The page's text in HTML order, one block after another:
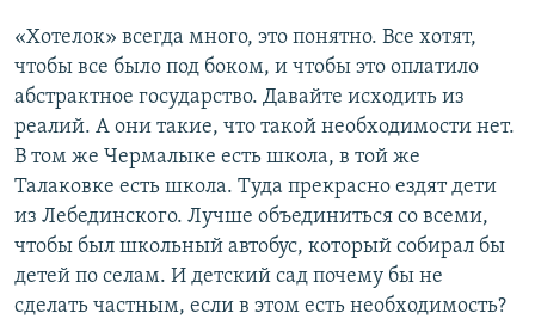
«Хотелок» всегда много, это понятно. Все хотят,
чтобы все было под боком, и чтобы это оплатило
абстрактное государство. Давайте исходить из
реалий. А они такие, что такой необходимости нет.
В том же Чермалыке есть школа, в той же
Талаковке есть школа. Туда прекрасно ездят дети
из Лебединского. Лучше объединиться со всеми,
чтобы был школьный автобус, который собирал бы
детей по селам. И детский сад почему бы не
сделать частным, если в этом есть необходимость?